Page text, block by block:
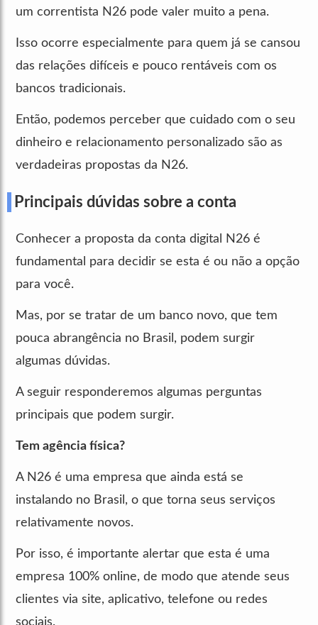
um correntista N26 pode valer muito a pena.
Isso ocorre especialmente para quem já se cansou
das relações difíceis e pouco rentáveis com os
bancos tradicionais.
Então, podemos perceber que cuidado com o seu
dinheiro e relacionamento personalizado são as
verdadeiras propostas da N26.
Principais dúvidas sobre a conta
Conhecer a proposta da conta digital N26 é
fundamental para decidir se esta é ou não a opção
para você.
Mas, por se tratar de um banco novo, que tem
pouca abrangência no Brasil, podem surgir
algumas dúvidas.
A seguir responderemos algumas perguntas
principais que podem surgir.
Tem agência física?
A N26 é uma empresa que ainda está se
instalando no Brasil, o que torna seus serviços
relativamente novos.
Por isso, é importante alertar que esta é uma
empresa 100% online, de modo que atende seus
clientes via site, aplicativo, telefone ou redes
sociais.